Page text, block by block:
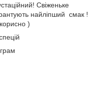
Свіженьке
найліпший смак !
)